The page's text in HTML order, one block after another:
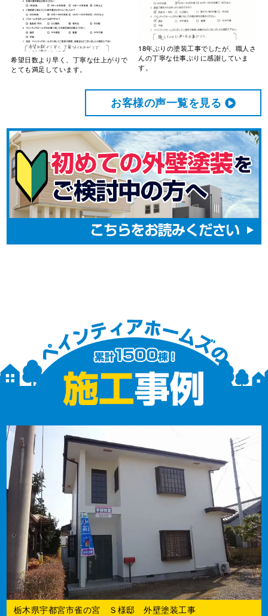
希望日数より早く、丁寧な仕上がりで
とても満足しています。
18年ぶりの塗装工事でしたが、職人さ
んの丁寧な仕事ぶりに感謝していま
す。
お客様の声⼀覧を⾒る
栃木県宇都宮市雀の宮 Ｓ様邸 外壁塗装工事